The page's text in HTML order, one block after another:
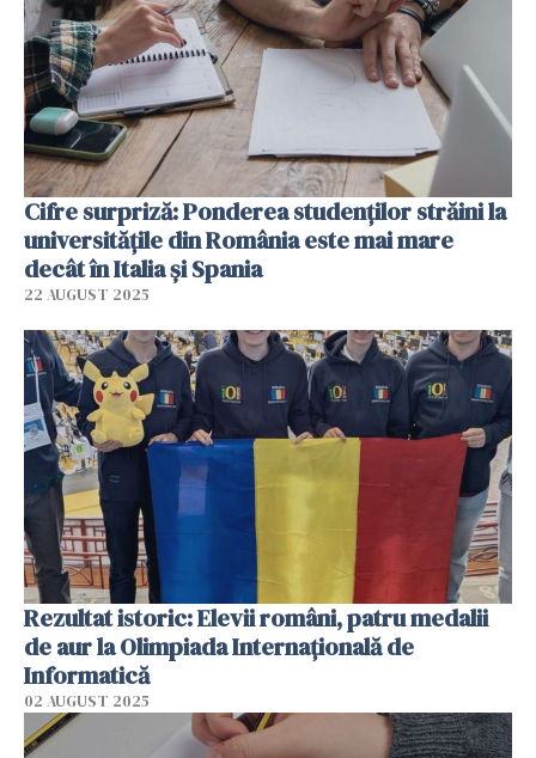
Cifre surpriză: Ponderea studenţilor străini la
universităţile din România este mai mare
decât în Italia şi Spania
22 AUGUST 2025
Rezultat istoric: Elevii români, patru medalii
de aur la Olimpiada Internaţională de
Informatică
02 AUGUST 2025